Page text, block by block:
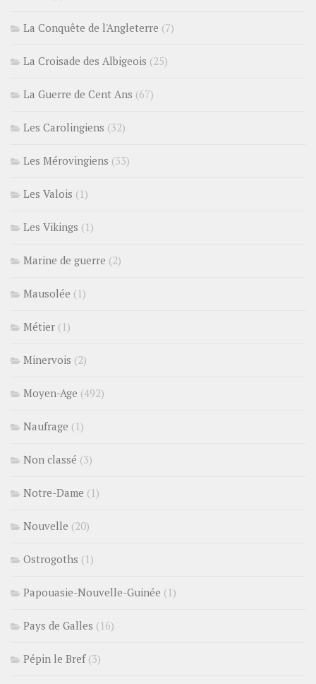
La Conquête de l'Angleterre (7)
La Croisade des Albigeois (25)
La Guerre de Cent Ans (67)
Les Carolingiens (32)
Les Mérovingiens (33)
Les Valois (1)
Les Vikings (1)
Marine de guerre (2)
Mausolée (1)
Métier (1)
Minervois (2)
Moyen-Age (492)
Naufrage (1)
Non classé (3)
Notre-Dame (1)
Nouvelle (20)
Ostrogoths (1)
Papouasie-Nouvelle-Guinée (1)
Pays de Galles (16)
Pépin le Bref(3)